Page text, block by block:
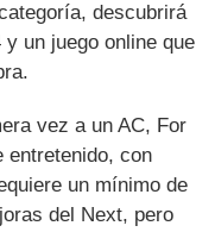
descubrirá
un juego online que
vez a un AC, For
entretenido, con
un mínimo de
del Next, pero